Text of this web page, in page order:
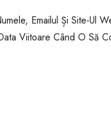
Emailul Și Site-Ul
Viitoare Când O Să